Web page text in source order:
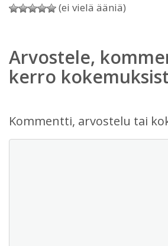
(ei vielä ääniä)
Arvostele,
kerro
Kommentti, arvostelu tai